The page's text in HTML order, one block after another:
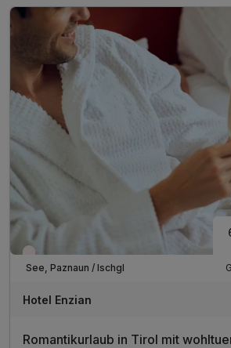
Nur noch Restplätze
See, Paznaun / Ischgl
Hotel Enzian
Romantikurlaub in Tirol mit